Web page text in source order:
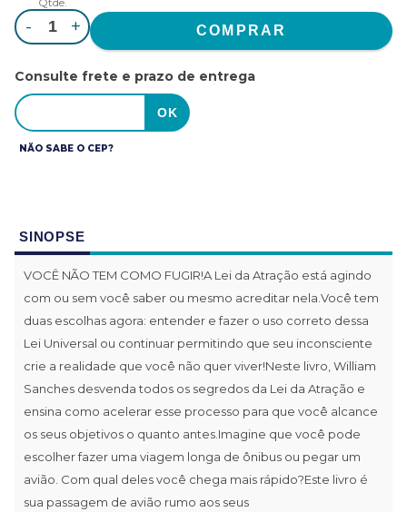
- +
Consulte frete e prazo de entrega
NÃO SABE O CEP?
SINOPSE
VOCÊ NÃO TEM COMO FUGIR!A Lei da Atração está agindo
com ou sem você saber ou mesmo acreditar nela.Você tem
duas escolhas agora: entender e fazer o uso correto dessa
Lei Universal ou continuar permitindo que seu inconsciente
crie a realidade que você não quer viver!Neste livro, William
Sanches desvenda todos os segredos da Lei da Atração e
ensina como acelerar esse processo para que você alcance
os seus objetivos o quanto antes.Imagine que você pode
escolher fazer uma viagem longa de ônibus ou pegar um
avião. Com qual deles você chega mais rápido?Este livro é
sua passagem de avião rumo aos seus